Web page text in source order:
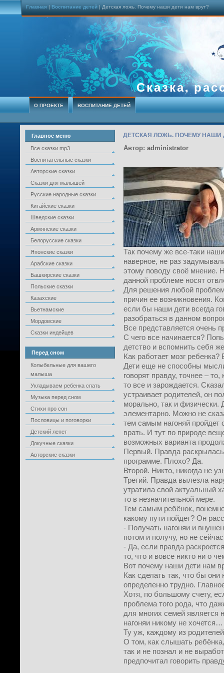
Главная | Воспитание детей | Детская ложь. Почему наши дети нам врут?
Сказка,
О ПРОЕКТЕ ВОСПИТАНИЕ ДЕТЕЙ
Главное меню
Все сказки mp3
Воспитательные сказки
Авторские сказки
Сказки для малышей
Русские народные сказки
Китайские сказки
Шведские сказки
Армянские сказки
Белорусские сказки
Японские сказки
Арабские сказки
Башкирские сказки
Польские сказки
Казахские
Вьетнамские
Мордовские
Сказки индейцев
Перед сном
Колыбельные для вашего
малыша
Укладываем ребенка спать
Музыка перед сном
Стихи про сон
Пословицы и поговорки
Детский лепет
Докучные сказки
Авторские сказки
ДЕТСКАЯ ЛОЖЬ. ПОЧЕМУ НАШИ
Автор: administrator
Так почему же все-таки
наверное, не раз
этому поводу своё мнение.
данной проблеме носят
Для решения любой
причин ее возникновения.
если бы наши дети всегда
разобраться в данном
Все представляется очень
С чего все начинается?
детство и вспомнить себя
Как работает мозг
Дети еще не способны
говорят правду, точнее –
то все и зарождается.
устраивает родителей, он
морально, так и
элементарно. Можно не
тем самым нагоняй пройдет
врать. И тут по природе
возможных варианта
Первый. Правда
программе. Плохо? Да.
Второй. Никто, никогда не
Третий. Правда вылезла
утратила свой актуальный
то в незначительной мере.
Тем самым ребёнок,
какому пути пойдет? Он
- Получать нагоняи и
потом и получу, но не
- Да, если правда
то, что и вовсе никто ни о
Вот почему наши дети нам
Как сделать так, что бы они
определенно трудно.
Хотя, по большому счету,
проблема того рода, что
для многих семей является
нагоняи никому не хочется…
Ту уж, каждому из
О том, как слышать
так и не познал и не
предпочитал говорить